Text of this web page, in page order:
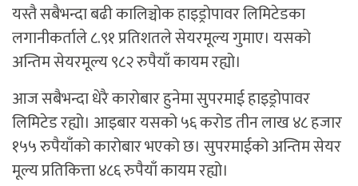
यस्तै सबैभन्दा बढी कालिञ्चोक हाइड्रोपावर लिमिटेडका
लगानीकर्ताले ८.९१ प्रतिशतले सेयरमूल्य गुमाए। यसको
अन्तिम सेयरमूल्य ९८२ रुपैयाँ कायम रह्यो।
आज सबैभन्दा धेरै कारोबार हुनेमा सुपरमाई हाइड्रोपावर
लिमिटेड रह्यो। आइबार यसको ५६ करोड तीन लाख ४८ हजार
१५५ रुपैयाँको कारोबार भएको छ। सुपरमाईको अन्तिम सेयर
मूल्य प्रतिकित्ता ४८६ रुपैयाँ कायम रह्यो।